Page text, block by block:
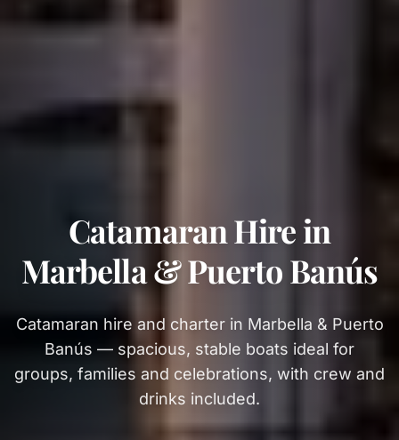
Catamaran Hire in
Marbella & Puerto Banús
Catamaran hire and charter in Marbella & Puerto
Banús — spacious, stable boats ideal for
groups, families and celebrations, with crew and
drinks included.